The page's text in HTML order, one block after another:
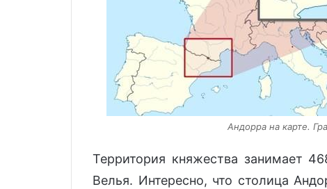
Андорра на карте.
Территория княжества занимает
Велья. Интересно, что столица